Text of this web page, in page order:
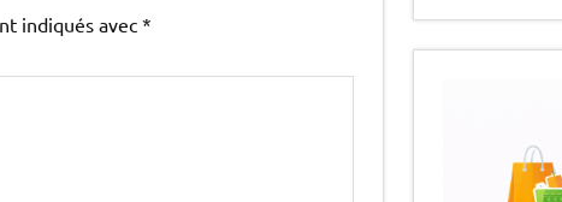
indiqués avec *